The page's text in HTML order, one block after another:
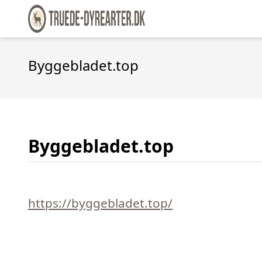
Byggebladet.top
Byggebladet.top
https://byggebladet.top/